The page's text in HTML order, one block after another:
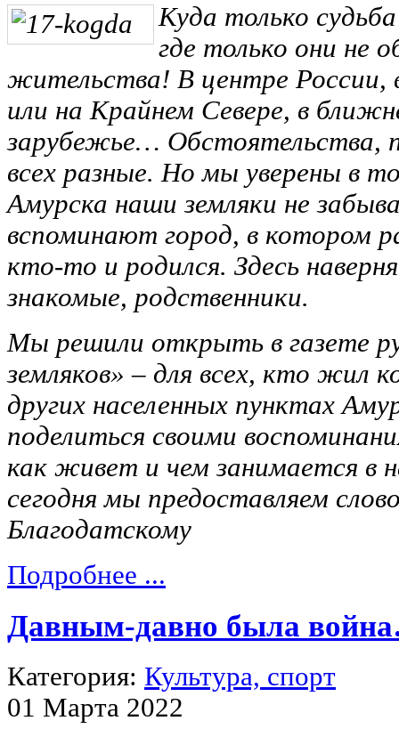
Куда только
где только они не
жительства! В центре
или на Крайнем Севере, в
зарубежье… Обстоятельства,
всех разные. Но мы уверены в
Амурска наши земляки не
вспоминают город, в котором
кто-то и родился. Здесь
знакомые, родственники.
Мы решили открыть в газете
земляков» – для всех, кто жил
других населенных пунктах
поделиться своими
как живет и чем занимается в
сегодня мы предоставляем
Благодатскому
Подробнее ...
Давным-давно была
Категория: Культура, спорт
01 Марта 2022